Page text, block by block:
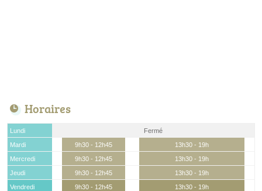
Horaires
Lundi
Fermé
Mardi
9h30 - 12h45
13h30 - 19h
Mercredi
9h30 - 12h45
13h30 - 19h
Jeudi
9h30 - 12h45
13h30 - 19h
Vendredi
9h30 - 12h45
13h30 - 19h